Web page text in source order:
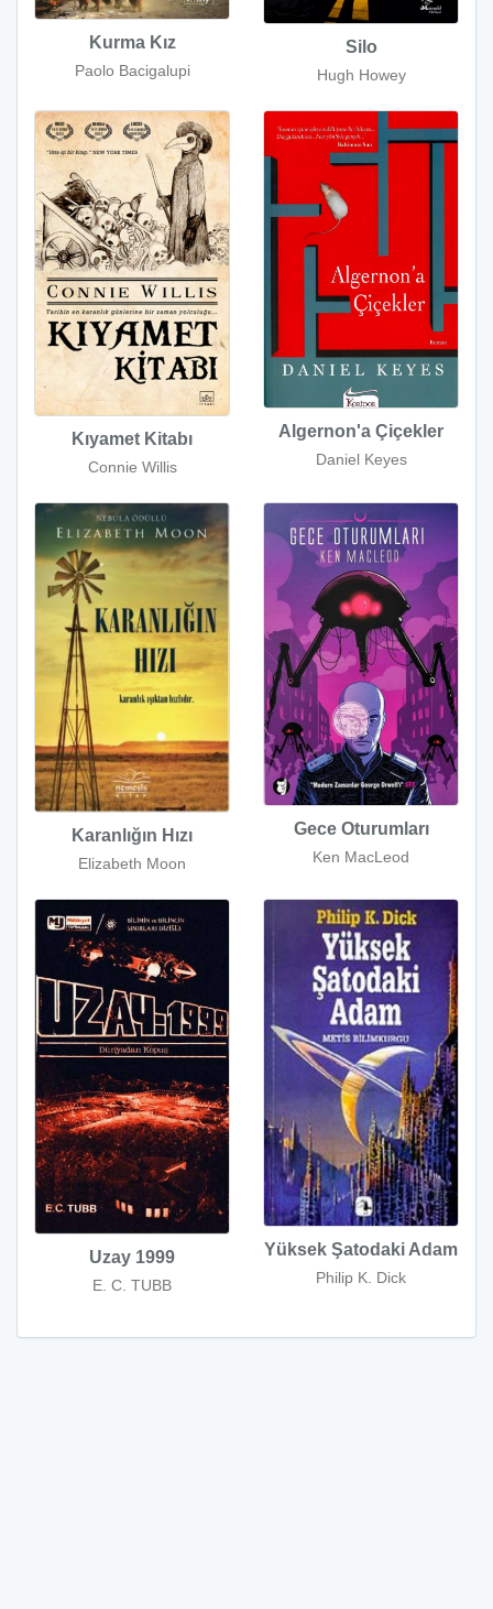
Kurma Kız
Paolo Bacigalupi
Silo
Hugh Howey
Kıyamet Kitabı
Connie Willis
Algernon'a Çiçekler
Daniel Keyes
Karanlığın Hızı
Elizabeth Moon
Gece Oturumları
Ken MacLeod
Uzay 1999
E. C. TUBB
Yüksek Şatodaki Adam
Philip K. Dick